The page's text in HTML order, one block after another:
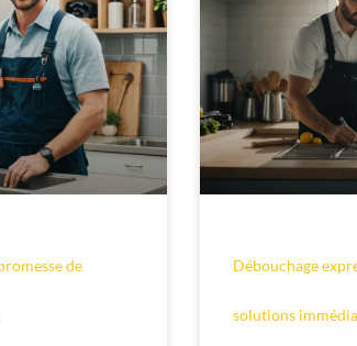
de Débouchage
solutions